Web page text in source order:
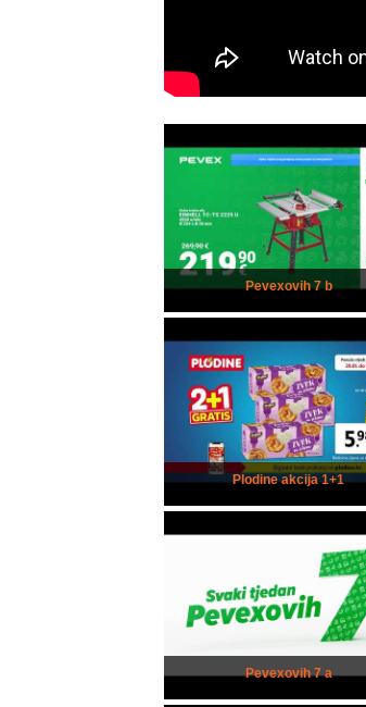
Pevexovih 7 b
Plodine akcija 1+1
Pevexovih 7 a